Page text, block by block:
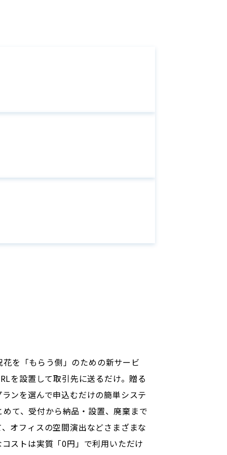
を「もらう側」のための新サービ
を設置して取引先に送るだけ。贈る
ンを選んで申込むだけの簡単システ
て、受付から納品・設置、廃棄まで
オフィスの空間演出などさまざまな
ストは実質「0円」で利用いただけ